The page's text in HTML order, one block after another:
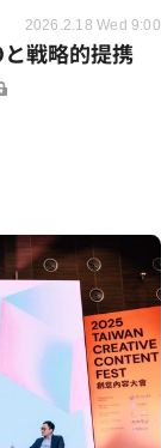
2026.2.18 Wed 9:00
と戦略的提携